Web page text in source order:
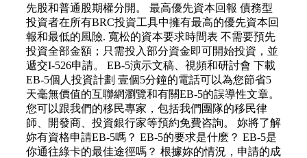
先股和普通股期權分開。 最高優先資本回報 債務型
投資者在所有BRC投資工具中擁有最高的優先資本回
報和最低的風險. 寬松的資本要求時間表 不需要預先
投資全部金額；只需投入部分資金即可開始投資，並
遞交I-526申請。 EB-5演示文稿、視頻和研討會 下載
EB-5個人投資計劃 壹個5分鐘的電話可以為您節省5
天毫無價值的互聯網瀏覽和有關EB-5的誤導性文章。
您可以跟我們的移民專家，包括我們團隊的移民律
師、開發商、投資銀行家等預約免費咨詢。 妳將了解
妳有資格申請EB-5嗎？ EB-5的要求是什麽？ EB-5是
你通往綠卡的最佳途徑嗎？ 根據妳的情況，申請的成